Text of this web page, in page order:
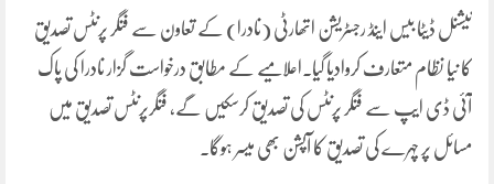
نیشنل ڈیٹا بیس اینڈ رجسٹریشن اتھارٹی (نادرا) کے تعاون سے فنگر پرنٹس تصدیق
کا نیا نظام متعارف کروادیا گیا۔اعلامیے کے مطابق درخواست گزار نادرا کی پاک
آئی ڈی ایپ سے فنگر پرنٹس کی تصدیق کرسکیں گے، فنگرپرنٹس تصدیق میں
مسائل پر چہرے کی تصدیق کا آپشن بھی میسر ہوگا۔